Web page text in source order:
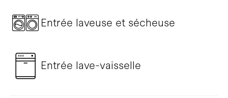
Entrée laveuse et sécheuse
Entrée lave-vaisselle